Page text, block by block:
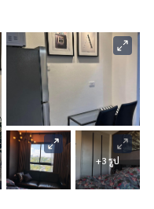
+3 รูป